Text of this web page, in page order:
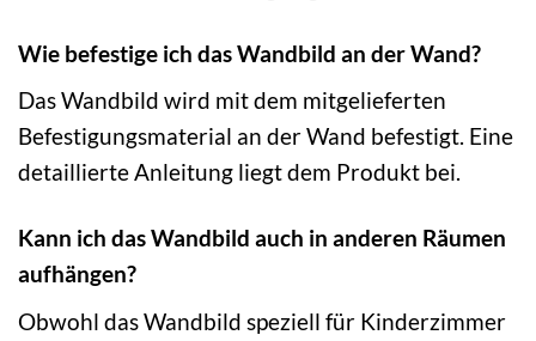
Wie befestige ich das Wandbild an der Wand?
Das Wandbild wird mit dem mitgelieferten
Befestigungsmaterial an der Wand befestigt. Eine
detaillierte Anleitung liegt dem Produkt bei.
Kann ich das Wandbild auch in anderen Räumen
aufhängen?
Obwohl das Wandbild speziell für Kinderzimmer